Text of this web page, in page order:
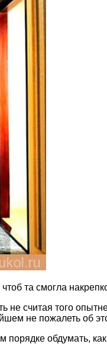
та смогла
не считая того
не пожалеть об
обдумать,